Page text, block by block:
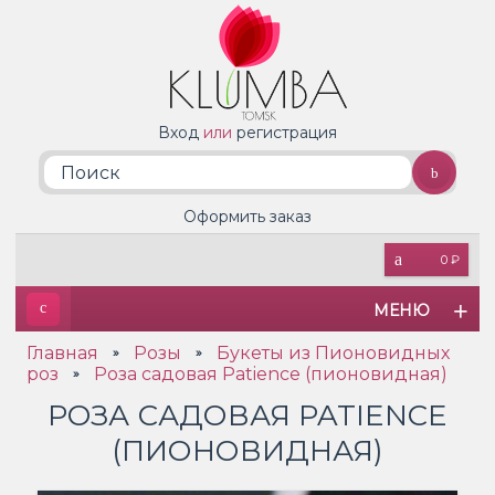
Вход или регистрация
0 ₽
Оформить заказ
МЕНЮ
Главная » Розы »
Букеты из Пионовидных
роз
» Роза садовая Patience (пионовидная)
РОЗА САДОВАЯ PATIENCE
(ПИОНОВИДНАЯ)